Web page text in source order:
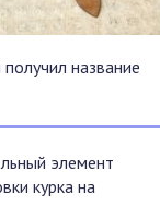
название
элемент
курка на